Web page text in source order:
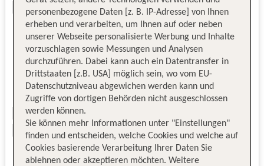
personenbezogene Daten [z. B. IP-Adresse] von Ihnen
erheben und verarbeiten, um Ihnen auf oder neben
unserer Webseite personalisierte Werbung und Inhalte
vorzuschlagen sowie Messungen und Analysen
durchzuführen. Dabei kann auch ein Datentransfer in
Drittstaaten [z.B. USA] möglich sein, wo vom EU-
Datenschutzniveau abgewichen werden kann und
Zugriffe von dortigen Behörden nicht ausgeschlossen
werden können.
Sie können mehr Informationen unter "Einstellungen"
finden und entscheiden, welche Cookies und welche auf
Cookies basierende Verarbeitung Ihrer Daten Sie
ablehnen oder akzeptieren möchten. Weitere